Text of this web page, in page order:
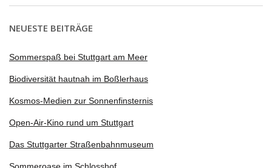
NEUESTE BEITRÄGE
Sommerspaß bei Stuttgart am Meer
Biodiversität hautnah im Boßlerhaus
Kosmos-Medien zur Sonnenfinsternis
Open-Air-Kino rund um Stuttgart
Das Stuttgarter Straßenbahnmuseum